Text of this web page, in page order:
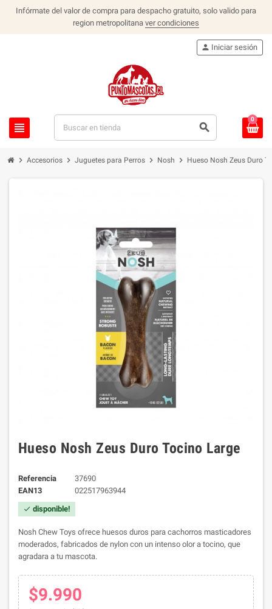
Infórmate del valor de compra para despacho gratuito, solo valido para
region metropolitana ver condiciones
view_headline search
person Iniciar sesión
0
chevron_right Accesorios chevron_right Juguetes para Perros chevron_right Nosh chevron_right Hueso Nosh Zeus Duro
Hueso Nosh Zeus Duro Tocino Large
Referencia
37690
EAN13
022517963944
check disponible!
Nosh Chew Toys ofrece huesos duros para cachorros masticadores
moderados, fabricados de nylon con un intenso olor a tocino, que
agradara a tu mascota.
$9.990